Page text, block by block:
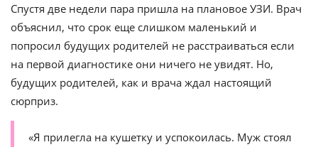
Спустя две недели пара пришла на плановое УЗИ. Врач
объяснил, что срок еще слишком маленький и
попросил будущих родителей не расстраиваться если
на первой диагностике они ничего не увидят. Но,
будущих родителей, как и врача ждал настоящий
сюрприз.
«Я прилегла на кушетку и успокоилась. Муж стоял